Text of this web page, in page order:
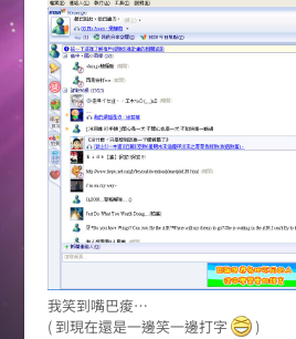
我笑到嘴巴痠…
( 到現在還是一邊笑一邊打字
)